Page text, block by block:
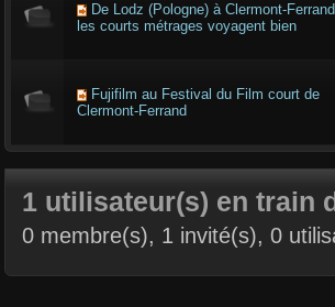
De Lodz (Pologne) à Clermont-
les courts métrages voyagent bien
Fujifilm au Festival du Film court de
Clermont-Ferrand
1 utilisateur(s) en train
0 membre(s), 1 invité(s), 0